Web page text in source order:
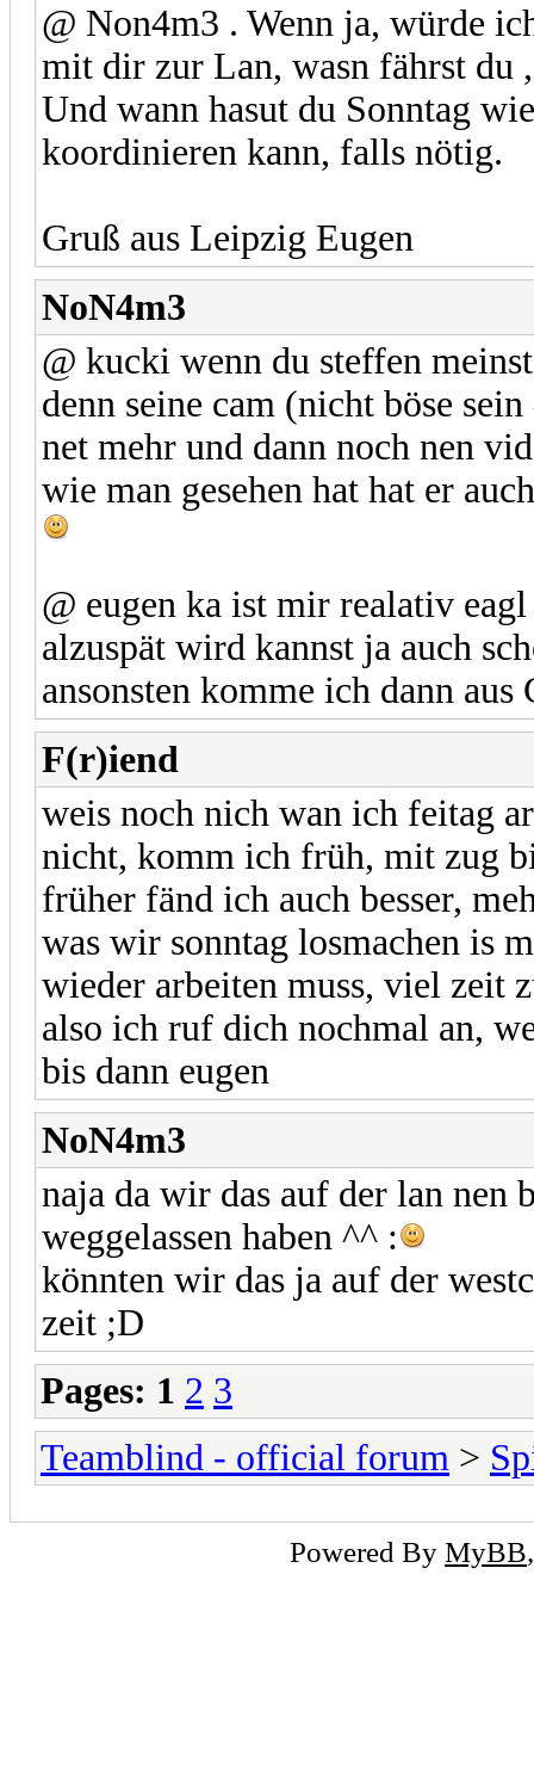
@ Non4m3 . Wenn ja, würde
mit dir zur Lan, wasn fährst du
Und wann hasut du Sonntag
koordinieren kann, falls nötig.
Gruß aus Leipzig Eugen
NoN4m3
@ kucki wenn du steffen
denn seine cam (nicht böse
net mehr und dann noch nen
wie man gesehen hat hat er
@ eugen ka ist mir realativ
alzuspät wird kannst ja auch
ansonsten komme ich dann aus
F(r)iend
weis noch nich wan ich feitag
nicht, komm ich früh, mit zug
früher fänd ich auch besser,
was wir sonntag losmachen is
wieder arbeiten muss, viel zeit
also ich ruf dich nochmal an,
bis dann eugen
NoN4m3
naja da wir das auf der lan nen
weggelassen haben ^^ :
könnten wir das ja auf der
zeit ;D
Pages: 1 2 3
Teamblind - official forum >
Powered By MyBB